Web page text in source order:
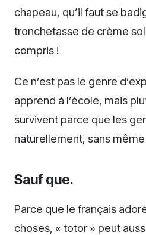
chapeau, qu’il faut se
tronchetasse de crème
compris !
Ce n’est pas le genre
apprend à l’école, mais
survivent parce que les
naturellement, sans
Sauf que.
Parce que le français
choses, « totor » peut